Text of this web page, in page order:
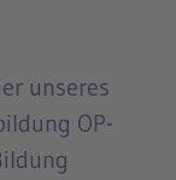
unseres
OP-